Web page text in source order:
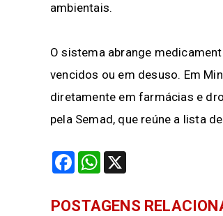
ambientais.
O sistema abrange
vencidos ou em desuso. Em
diretamente em farmácias e
pela Semad, que reúne a lista
FacebookWhatsApp
POSTAGENS